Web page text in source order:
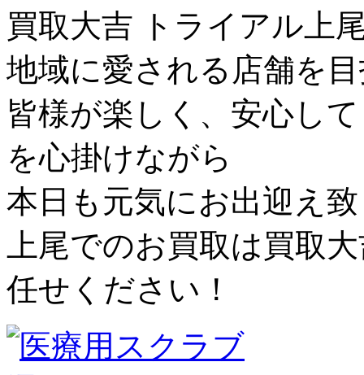
買取大吉 トライアル上
地域に愛される店舗を
皆様が楽しく、安心し
を心掛けながら
本日も元気にお出迎え
上尾でのお買取は買取
任せください！